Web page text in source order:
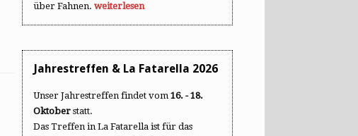
über Fahnen.weiterlesen
Jahrestreffen & La Fatarella 2026
Unser Jahrestreffen findet vom16. - 18.
Oktober statt.
Das Treffen in La Fatarella ist für das